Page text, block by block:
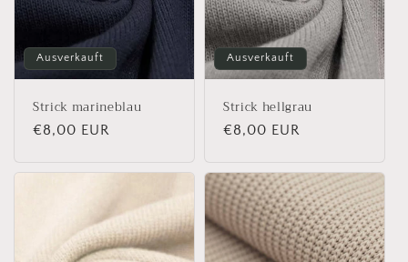
Ausverkauft
Strick marineblau
Normaler
€8,00 EUR
Ausverkauft
Strick hellgrau
Normaler
€8,00 EUR